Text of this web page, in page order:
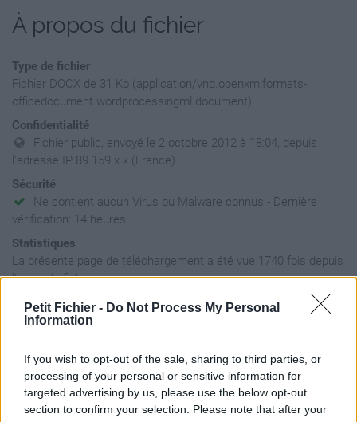
Petit Fichier - Do Not Process My Personal
Information
If you wish to opt-out of the sale, sharing to third parties, or
processing of your personal or sensitive information for
targeted advertising by us, please use the below opt-out
section to confirm your selection. Please note that after your
À propos du fichier
Type de fichier
Fichier DOCX de 31 Ko (application/vnd.openxmlformats-
officedocument.wordprocessingml.document)
Confidentialité
Fichier public, envoyé le 2 octobre 2012 à 18:04, depuis
l'adresse IP 89.159.x.x (France)
Sécurité
Ne contient aucun Virus ou Malware connus - Dernière
vérification: 14 heures
Statistiques
La présente page de téléchargement a été vue 1740 fois depuis
l'envoi du fichier
Page de téléchargement
https://www.petit-fichier.fr/2012/10/02/cours3-bts-sio1-les-
Copier
Partager le fichier COURS3 BTS